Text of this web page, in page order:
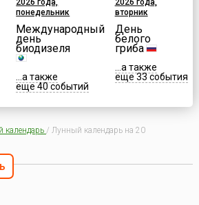
2026 года,
понедельник
Международный
день
биодизеля
...а также
еще 40 событий
2026 года,
вторник
День
белого
гриба
...а также
еще 33 события
календарь / Лунный календарь на 20